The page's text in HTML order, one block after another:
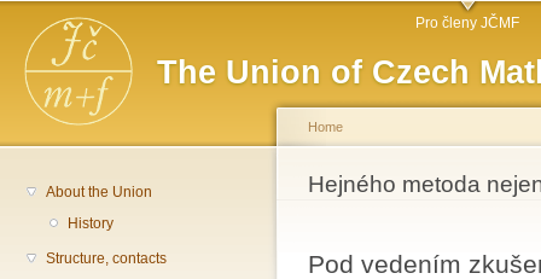
The Union of Czech
Main menu Pro členy JČMF
About the Union
History
Structure, contacts
You are here
Home
Hejného metoda
Pod vedením